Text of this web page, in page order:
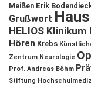
Meißen Erik
Grußwort
HELIOS Klinikum
Hören Krebs
Zentrum Neurologie
Prof. Andreas Böhm
Stiftung